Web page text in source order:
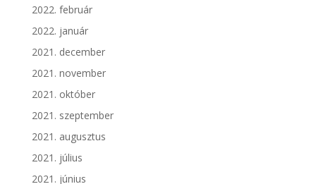
2022. február
2022. január
2021. december
2021. november
2021. október
2021. szeptember
2021. augusztus
2021. július
2021. június